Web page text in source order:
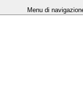
Menu di